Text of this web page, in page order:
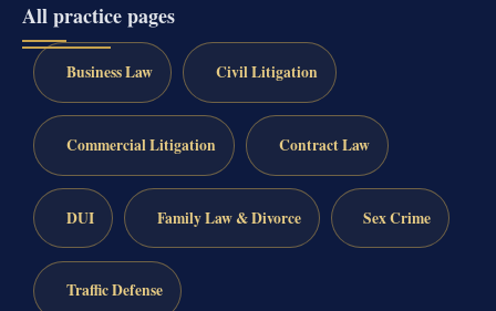
All practice pages
Business Law Civil Litigation
Commercial Litigation Contract Law
DUI Family Law & Divorce Sex Crime
Traffic Defense